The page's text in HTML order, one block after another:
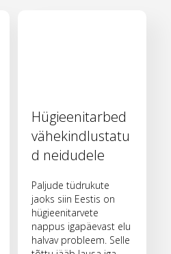
Hügieenitarbed
vähekindlustatu
d neidudele
Paljude tüdrukute
jaoks siin Eestis on
hügieenitarvete
nappus igapäevast elu
halvav probleem. Selle